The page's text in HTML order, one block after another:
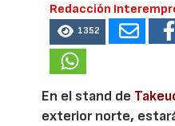
Redacción
1352
En el stand de
exterior norte,